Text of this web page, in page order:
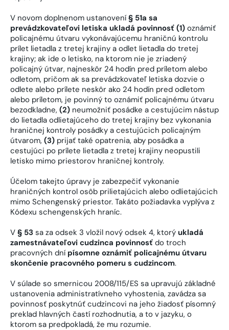
V novom doplnenom ustanovení§ 51a sa
prevádzkovateľovi letiska ukladá povinnosť (1) oznámiť
policajnému útvaru vykonávajúcemu hraničnú kontrolu
prílet lietadla z tretej krajiny a odlet lietadla do tretej
krajiny; ak ide o letisko, na ktorom nie je zriadený
policajný útvar, najneskôr 24 hodín pred príletom alebo
odletom, pričom ak sa prevádzkovateľ letiska dozvie o
odlete alebo prílete neskôr ako 24 hodín pred odletom
alebo príletom, je povinný to oznámiť policajnému útvaru
bezodkladne, (2) neumožniť posádke a cestujúcim nástup
do lietadla odlietajúceho do tretej krajiny bez vykonania
hraničnej kontroly posádky a cestujúcich policajným
útvarom, (3) prijať také opatrenia, aby posádka a
cestujúci po prílete lietadla z tretej krajiny neopustili
letisko mimo priestorov hraničnej kontroly.
Účelom takejto úpravy je zabezpečiť vykonanie
hraničných kontrol osôb prilietajúcich alebo odlietajúcich
mimo Schengenský priestor. Takáto požiadavka vyplýva z
Kódexu schengenských hraníc.
V § 53 sa za odsek 3 vložil nový odsek 4, ktorý ukladá
zamestnávateľovi cudzinca povinnosť do troch
pracovných dní písomne oznámiť policajnému útvaru
skončenie pracovného pomeru s cudzincom.
V súlade so smernicou 2008/115/ES sa upravujú základné
ustanovenia administratívneho vyhostenia, zavádza sa
povinnosť poskytnúť cudzincovi na jeho žiadosť písomný
preklad hlavných častí rozhodnutia, a to v jazyku, o
ktorom sa predpokladá, že mu rozumie.